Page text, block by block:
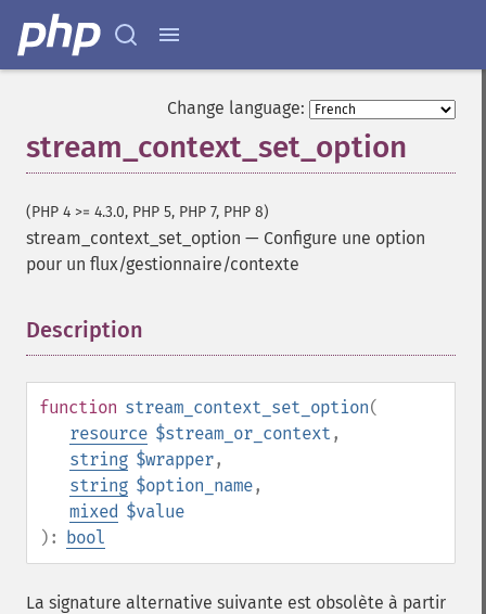
Change language:
stream_context_set_option
(PHP 4 >= 4.3.0, PHP 5, PHP 7, PHP 8)
stream_context_set_option — Configure une option
pour un flux/gestionnaire/contexte
Description
function stream_context_set_option(
resource $stream_or_context ,
string $wrapper,
string $option_name,
mixed $value
): bool
La signature alternative suivante est obsolète à partir